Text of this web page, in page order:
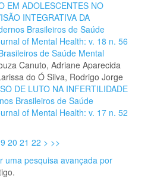
EM ADOLESCENTES NO
INTEGRATIVA DA
Brasileiros de Saúde
of Mental Health: v. 18 n. 56
de Saúde Mental
Canuto, Adriane Aparecida
do Ó Silva, Rodrigo Jorge
DE LUTO NA INFERTILIDADE
Brasileiros de Saúde
of Mental Health: v. 17 n. 52
20 21 22 > >>
uma pesquisa avançada por